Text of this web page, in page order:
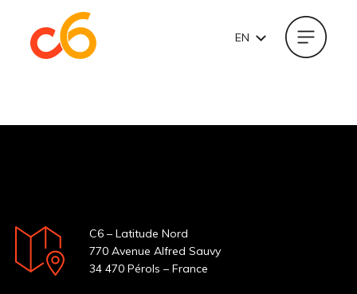
EN
C6 – Latitude Nord
770 Avenue Alfred Sauvy
34 470 Pérols – France